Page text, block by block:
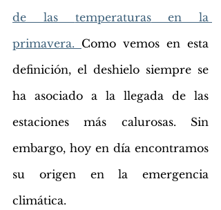
de las temperaturas
primavera. Como vemos en esta
definición, el deshielo siempre se
ha asociado a la llegada de las
estaciones más calurosas. Sin
embargo, hoy en día encontramos
su origen en la emergencia
climática.